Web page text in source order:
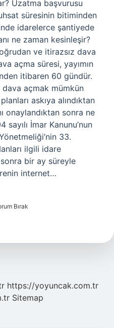
Uzatma başvurusu
süresinin bitiminden
idarelerce şantiyede
ne zaman kesinleşir?
ve itirazsız dava
açma süresi, yayımın
itibaren 60 gündür.
açmak mümkün
askıya alındıktan
onaylandıktan sonra ne
sayılı İmar Kanunu’nun
33.
ilgili idare
bir ay süreyle
internet…
Bırak
https://yoyuncak.com.tr
Sitemap